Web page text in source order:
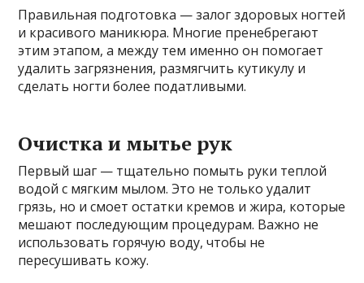
Правильная подготовка — залог здоровых ногтей
и красивого маникюра. Многие пренебрегают
этим этапом, а между тем именно он помогает
удалить загрязнения, размягчить кутикулу и
сделать ногти более податливыми.
Очистка и мытье рук
Первый шаг — тщательно помыть руки теплой
водой с мягким мылом. Это не только удалит
грязь, но и смоет остатки кремов и жира, которые
мешают последующим процедурам. Важно не
использовать горячую воду, чтобы не
пересушивать кожу.